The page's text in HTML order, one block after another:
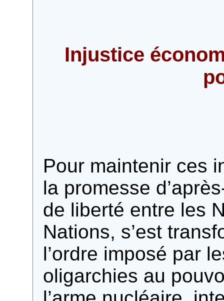
Injustice
Pour maintenir ces
la promesse
de liberté entre les
Nations, s’est
l’ordre imposé par
oligarchies au